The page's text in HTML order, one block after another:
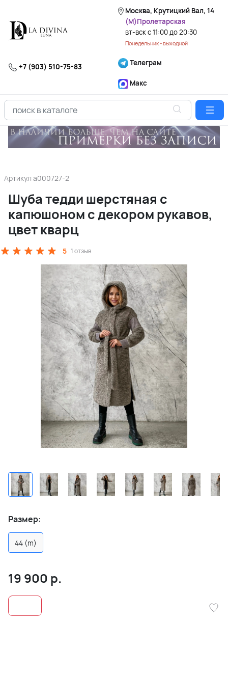
Москва, Крутицкий Вал, 14
(М)Пролетарская
вт-вск с 11:00 до 20:30
Понедельник - выходной
+7 (903) 510-75-83 Телеграм
Макс
Артикул a000727-2
Шуба тедди шерстяная с
капюшоном с декором рукавов,
цвет кварц
5 1 отзыв
Размер:
44 (m)
19 900 р.